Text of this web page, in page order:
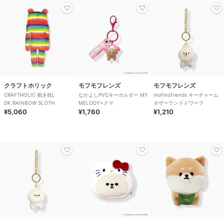
クラフトホリック
CRAFTHOLIC 抱き枕L
DK.RAINBOW SLOTH
¥5,060
モフモフレンズ
なかよしPVCキーホルダー MY
MELODY×クマ
¥1,760
モフモフレンズ
mofmofriends キーチャーム
ネザーランドドワーフ
¥1,210